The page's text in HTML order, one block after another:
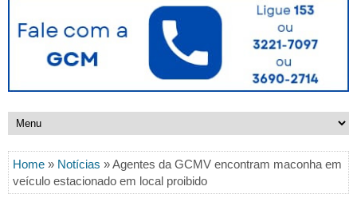
Home » Notícias » Agentes da GCMV encontram maconha em
veículo estacionado em local proibido